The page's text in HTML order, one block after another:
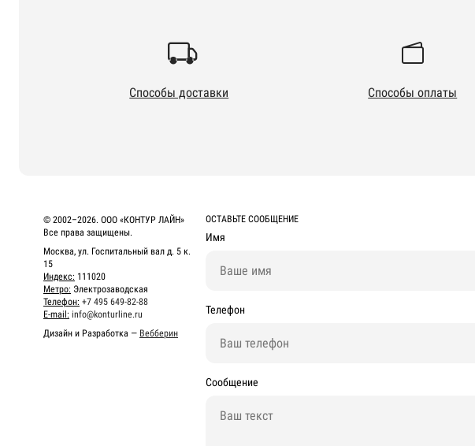
Способы доставки Способы оплаты
© 2002–2026. ООО «КОНТУР ЛАЙН»
Все права защищены.
Москва, ул. Госпитальный вал д. 5 к.
15
Индекс: 111020
Метро: Электрозаводская
Телефон: +7 495 649-82-88
E-mail: info@konturline.ru
Дизайн и Разработка — Вебберин
ОСТАВЬТЕ СООБЩЕНИЕ
Имя
Телефон
Сообщение